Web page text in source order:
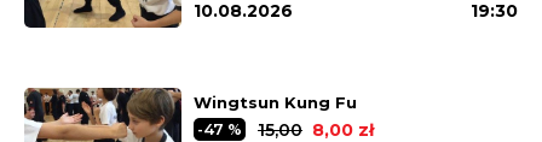
10.08.2026 19:30
Wingtsun Kung Fu
-47 % 15,00 8,00 zł